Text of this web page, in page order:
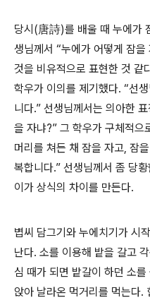
당시(唐詩)를 배울 때 누에가
생님께서 “누에가 어떻게 잠
것을 비유적으로 표현한 것 같
학우가 이의를 제기했다. “선
니다.” 선생님께서는 의아한
을 자냐?” 그 학우가 구체적으
머리를 쳐든 채 잠을 자고, 잠
복합니다.” 선생님께서 좀 당
이가 상식의 차이를 만든다.
볍씨 담그기와 누에치기가 시
난다. 소를 이용해 밭을 갈고
심 때가 되면 밭갈이 하던 소
앉아 날라온 먹거리를 먹는다.